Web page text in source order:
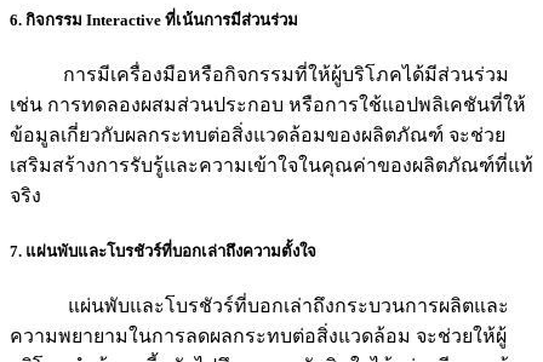
6. กิจกรรม Interactive ที่เน้นการมีส่วนร่วม
การมีเครื่องมือหรือกิจกรรมที่ให้ผู้บริโภคได้มีส่วนร่วม
เช่น การทดลองผสมส่วนประกอบ หรือการใช้แอปพลิเคชันที่ให้
ข้อมูลเกี่ยวกับผลกระทบต่อสิ่งแวดล้อมของผลิตภัณฑ์ จะช่วย
เสริมสร้างการรับรู้และความเข้าใจในคุณค่าของผลิตภัณฑ์ที่แท้
จริง
7. แผ่นพับและโบรชัวร์ที่บอกเล่าถึงความตั้งใจ
แผ่นพับและโบรชัวร์ที่บอกเล่าถึงกระบวนการผลิตและ
ความพยายามในการลดผลกระทบต่อสิ่งแวดล้อม จะช่วยให้ผู้